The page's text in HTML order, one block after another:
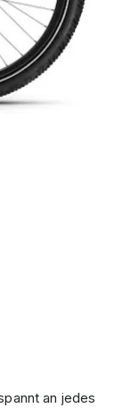
an jedes